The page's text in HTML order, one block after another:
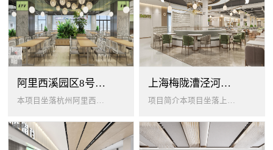
阿里西溪园区8号楼1层餐厅
本项目坐落杭州阿里西溪园区8号楼一层，以绿色生机 + 年轻基因为核心，打造「活力聚场」复合型员工餐厅。兼顾多人群用餐需求...
上海梅陇漕泾河科技绿洲员工餐厅
项目简介本项目坐落上海闵行梅陇科技绿洲，以生态创艺食堂为设计核心，融合现代轻奢与自然生态，打造兼顾高效就餐、休闲社交、商...